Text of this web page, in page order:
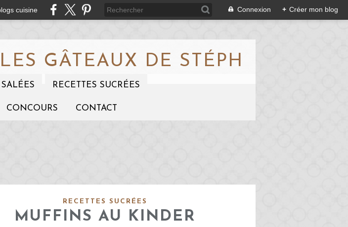
cuisine Connexion + Créer mon blog
GÂTEAUX DE STÉPH
RECETTES SUCRÉES
CONCOURS CONTACT
RECETTES SUCRÉES
MUFFINS AU KINDER